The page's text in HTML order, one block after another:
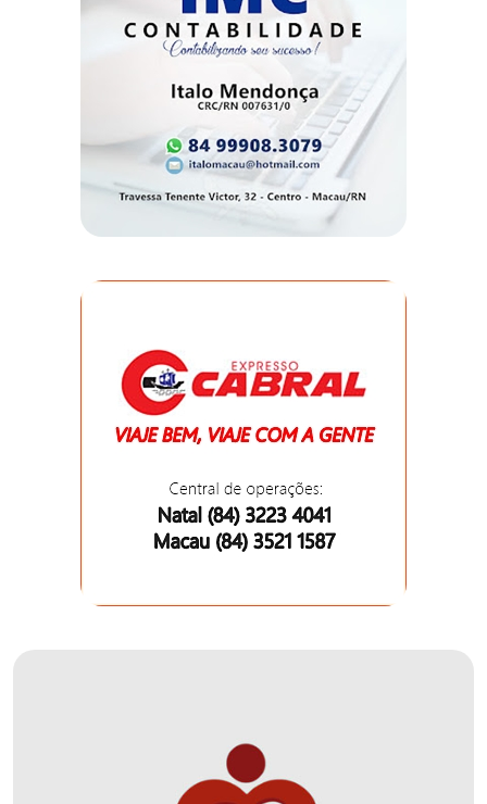
COMPROMISSO
CONFERÊNCIA
SAÚDE
COPA
MUNDO
CORRIDA
PREPARATÓRIO